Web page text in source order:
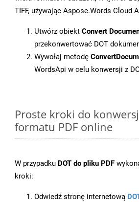
TIFF, używając Aspose.Words Cloud
Utwórz obiekt Convert
przekonwertować DOT
Wywołaj metodę
WordsApi w celu konwersji z
Proste kroki do
formatu PDF online
W przypadku DOT do pliku PDF
kroki:
Odwiedź stronę internetową